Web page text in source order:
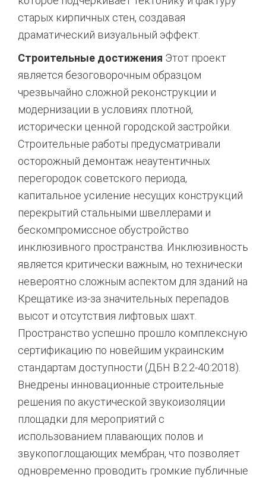
старых кирпичных стен, создавая
драматический визуальный эффект.
Строительные достижения Этот проект
является безоговорочным образцом
чрезвычайно сложной реконструкции и
модернизации в условиях плотной,
исторически ценной городской застройки.
Строительные работы предусматривали
осторожный демонтаж неаутентичных
перегородок советского периода,
капитальное усиление несущих конструкций
перекрытий стальными швеллерами и
бескомпромиссное обустройство
инклюзивного пространства. Инклюзивность
является критически важным, но технически
невероятно сложным аспектом для зданий на
Крещатике из-за значительных перепадов
высот и отсутствия лифтовых шахт.
Пространство успешно прошло комплексную
сертификацию по новейшим украинским
стандартам доступности (ДБН В.2.2-40:2018).
Внедрены инновационные строительные
решения по акустической звукоизоляции
площадки для мероприятий с
использованием плавающих полов и
звукопоглощающих мембран, что позволяет
одновременно проводить громкие публичные